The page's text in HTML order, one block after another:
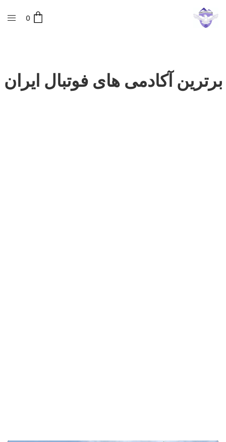
0
برترین آکادمی های فوتبال ایران